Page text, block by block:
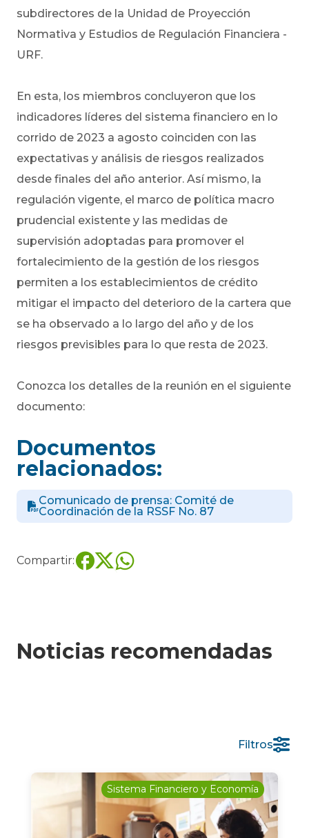
subdirectores de la Unidad de Proyección
Normativa y Estudios de Regulación Financiera -
URF.
En esta, los miembros concluyeron que los
indicadores líderes del sistema financiero en lo
corrido de 2023 a agosto coinciden con las
expectativas y análisis de riesgos realizados
desde finales del año anterior. Así mismo, la
regulación vigente, el marco de política macro
prudencial existente y las medidas de
supervisión adoptadas para promover el
fortalecimiento de la gestión de los riesgos
permiten a los establecimientos de crédito
mitigar el impacto del deterioro de la cartera que
se ha observado a lo largo del año y de los
riesgos previsibles para lo que resta de 2023.
Conozca los detalles de la reunión en el siguiente
documento:
Documentos
relacionados:
Comunicado de prensa: Comité de
Coordinación de la RSSF No. 87
Compartir:
Noticias recomendadas
Filtros
Sistema Financiero y Economía